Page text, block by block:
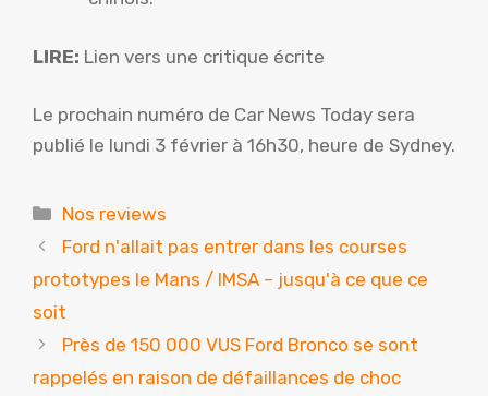
LIRE: Lien vers une critique écrite
Le prochain numéro de Car News Today sera
publié le lundi 3 février à 16h30, heure de Sydney.
Catégories
Nos reviews
Ford n'allait pas entrer dans les courses
prototypes le Mans / IMSA – jusqu'à ce que ce
soit
Près de 150 000 VUS Ford Bronco se sont
rappelés en raison de défaillances de choc